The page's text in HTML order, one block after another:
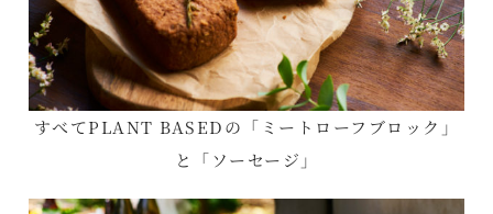
すべてPLANT BASEDの「ミートローフブロック」
と「ソーセージ」